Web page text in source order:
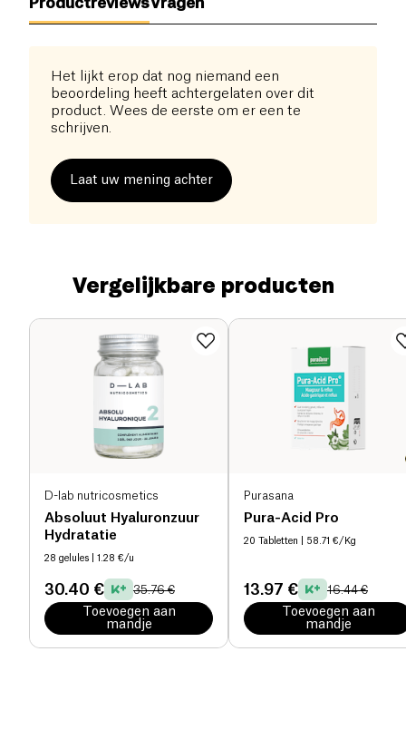
ProductreviewsVragen
Het lijkt erop dat nog niemand een
beoordeling heeft achtergelaten over dit
product. Wees de eerste om er een te
schrijven.
Laat uw mening achter
Vergelijkbare producten
D-lab nutricosmetics
Absoluut Hyaluronzuur
Hydratatie
28 gelules | 1.28 €/u
30.40 € 35.76 €
Toevoegen aan
mandje
Purasana
Pura-Acid Pro
20 Tabletten | 58.71 €/Kg
13.97 € 16.44 €
Toevoegen aan
mandje